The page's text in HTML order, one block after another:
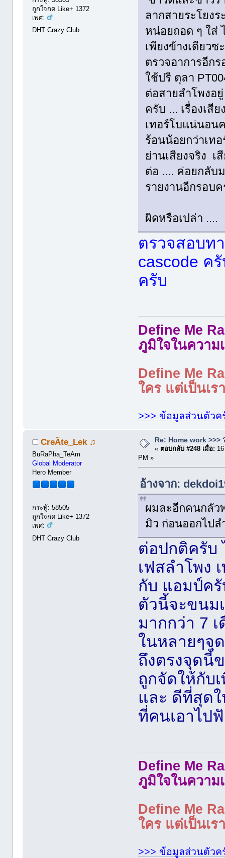
ถูกใจกด Like+ 1372
เพศ:
DHT Crazy Club
ลากสายระโยงร
หน่อยถอด ๆ ใส่
เพียงข้างเดียว
ตรวจอาการอีก
ใช้ปรี ตุลา
ต่อสายลำโพงอ
ครับ ... เรื่องเสี
เทอร์โบแน่นอน
ร้อนน้อยกว่าเท
ย่านเสียงจริง เ
ต่อ .... ค่อยกลับ
รายงานอีกรอบ
ผิดหรือเปล่า
ตรวจสอบท
cascode ค
ครับ
Define Me
ภูมิใจในความ
Define Me
ใคร แต่เป็นเ
>>> ข้อมูลส่วนตัวค
CreÃte_Lek ♫
BuRaPha_TeAm
Global Moderator
Hero Member
กระทู้: 58505
ถูกใจกด Like+ 1372
เพศ:
DHT Crazy Club
Re: Home work >>>
« ตอบกลับ #248 เมื่อ:
PM »
อ้างจาก:
ผมละอีกคนกลัว
มิว ก่อนออกไปล
ต่อปกติครับ
เฟสลำโพง
กับ แอมป์ครั
ตัวนี้จะขนม
มากกว่า 7
ในหลายๆจุ
ถึงตรงจุดนี้
ถูกจัดให้กับ
และ ดีที่สุด
ที่คนเอาไป
Define Me
ภูมิใจในความ
Define Me
ใคร แต่เป็นเ
>>> ข้อมูลส่วนตัวค